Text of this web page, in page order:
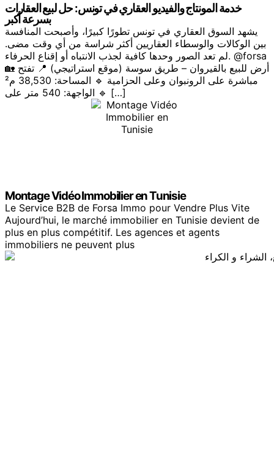
خدمة المونتاج والفيديو العقاري في تونس: حل لبيع العقارات
بسرعة أكبر
يشهد السوق العقاري في تونس تطورًا كبيرًا، وأصبحت المنافسة
بين الوكالات والوسطاء العقاريين أكثر شراسة من أي وقت مضى.
لم تعد الصور وحدها كافية لجذب الانتباه أو إقناع الحرفاء. @forsa
🏡 أرض للبيع بالقيروان – طريق سوسة (موقع استراتيجي) 📍 تفتح
مباشرة على الرونبوان وعلى الحزامية 🔹 المساحة: 38,530 م²
🔹 الواجهة: 540 متر على […]
Montage Vidéo Immobilier en Tunisie
Le Service B2B de Forsa Immo pour Vendre Plus Vite
Aujourd’hui, le marché immobilier en Tunisie devient de
plus en plus compétitif. Les agences et agents
immobiliers ne peuvent plus